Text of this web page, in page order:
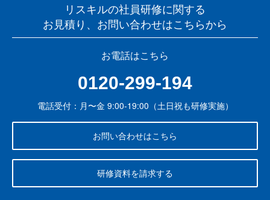
リスキルの社員研修に関する
お見積り、お問い合わせはこちらから
お電話はこちら
0120-299-194
電話受付：月〜金 9:00-19:00（土日祝も研修実施）
お問い合わせはこちら
研修資料を請求する